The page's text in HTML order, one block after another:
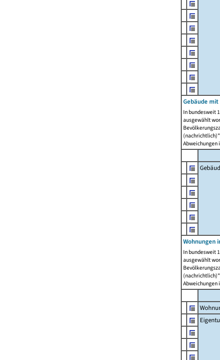
Gebäude mit
In bundesweit
ausgewählt
Abweichungen
Wohnungen
In bundesweit
ausgewählt
Abweichungen